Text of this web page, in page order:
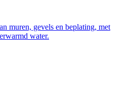
muren, gevels en beplating, met
water.